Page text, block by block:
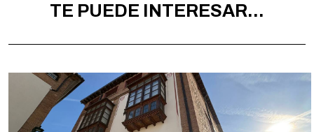
TE PUEDE INTERESAR...